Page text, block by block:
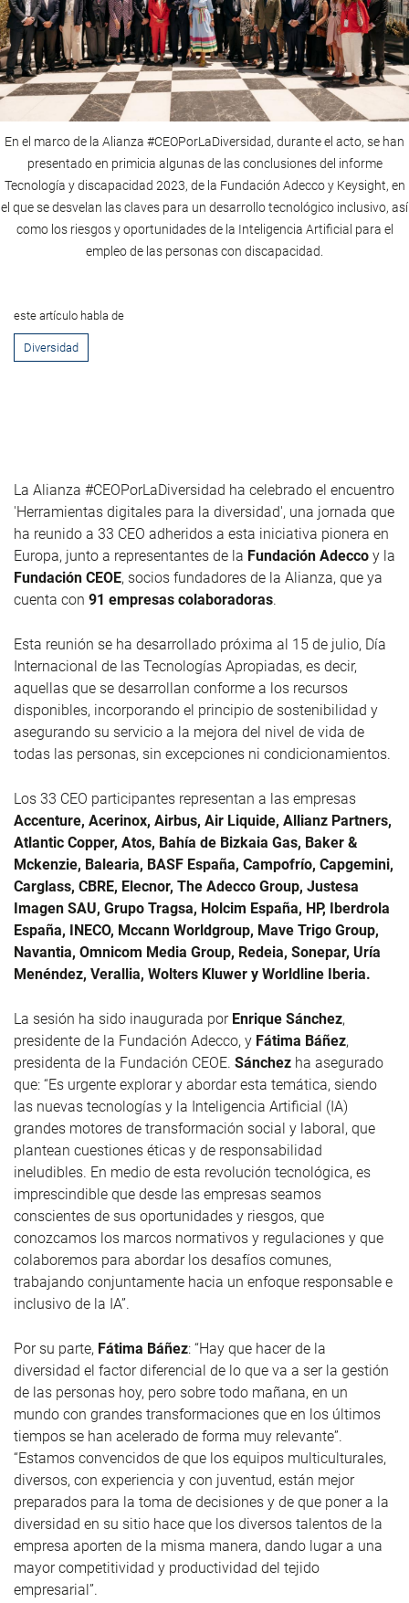
En el marco de la Alianza #CEOPorLaDiversidad, durante el acto, se han
presentado en primicia algunas de las conclusiones del informe
Tecnología y discapacidad 2023, de la Fundación Adecco y Keysight, en
el que se desvelan las claves para un desarrollo tecnológico inclusivo, así
como los riesgos y oportunidades de la Inteligencia Artificial para el
empleo de las personas con discapacidad.
este artículo habla de
Diversidad
La Alianza #CEOPorLaDiversidad ha celebrado el encuentro
'Herramientas digitales para la diversidad', una jornada que
ha reunido a 33 CEO adheridos a esta iniciativa pionera en
Europa, junto a representantes de la Fundación Adecco y la
Fundación CEOE, socios fundadores de la Alianza, que ya
cuenta con 91 empresas colaboradoras.
Esta reunión se ha desarrollado próxima al 15 de julio, Día
Internacional de las Tecnologías Apropiadas, es decir,
aquellas que se desarrollan conforme a los recursos
disponibles, incorporando el principio de sostenibilidad y
asegurando su servicio a la mejora del nivel de vida de
todas las personas, sin excepciones ni condicionamientos.
Los 33 CEO participantes representan a las empresas
Accenture, Acerinox, Airbus, Air Liquide, Allianz Partners,
Atlantic Copper, Atos, Bahía de Bizkaia Gas, Baker &
Mckenzie, Balearia, BASF España, Campofrío, Capgemini,
Carglass, CBRE, Elecnor, The Adecco Group, Justesa
Imagen SAU, Grupo Tragsa, Holcim España, HP, Iberdrola
España, INECO, Mccann Worldgroup, Mave Trigo Group,
Navantia, Omnicom Media Group, Redeia, Sonepar, Uría
Menéndez, Verallia, Wolters Kluwer y Worldline Iberia.
La sesión ha sido inaugurada por Enrique Sánchez,
presidente de la Fundación Adecco, y Fátima Báñez,
presidenta de la Fundación CEOE. Sánchez ha asegurado
que: “Es urgente explorar y abordar esta temática, siendo
las nuevas tecnologías y la Inteligencia Artificial (IA)
grandes motores de transformación social y laboral, que
plantean cuestiones éticas y de responsabilidad
ineludibles. En medio de esta revolución tecnológica, es
imprescindible que desde las empresas seamos
conscientes de sus oportunidades y riesgos, que
conozcamos los marcos normativos y regulaciones y que
colaboremos para abordar los desafíos comunes,
trabajando conjuntamente hacia un enfoque responsable e
inclusivo de la IA”.
Por su parte, Fátima Báñez: “Hay que hacer de la
diversidad el factor diferencial de lo que va a ser la gestión
de las personas hoy, pero sobre todo mañana, en un
mundo con grandes transformaciones que en los últimos
tiempos se han acelerado de forma muy relevante”.
“Estamos convencidos de que los equipos multiculturales,
diversos, con experiencia y con juventud, están mejor
preparados para la toma de decisiones y de que poner a la
diversidad en su sitio hace que los diversos talentos de la
empresa aporten de la misma manera, dando lugar a una
mayor competitividad y productividad del tejido
empresarial”.